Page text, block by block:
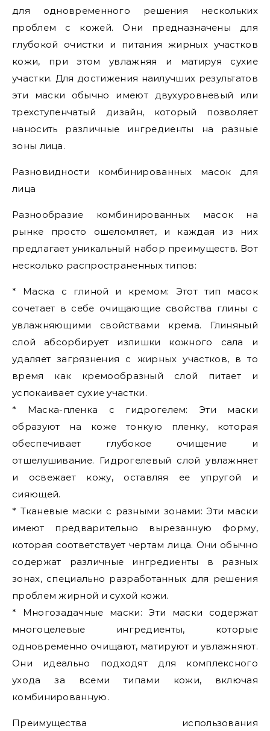
для одновременного решения нескольких
проблем с кожей. Они предназначены для
глубокой очистки и питания жирных участков
кожи, при этом увлажняя и матируя сухие
участки. Для достижения наилучших результатов
эти маски обычно имеют двухуровневый или
трехступенчатый дизайн, который позволяет
наносить различные ингредиенты на разные
зоны лица.
Разновидности комбинированных масок для
лица
Разнообразие комбинированных масок на
рынке просто ошеломляет, и каждая из них
предлагает уникальный набор преимуществ. Вот
несколько распространенных типов:
* Маска с глиной и кремом: Этот тип масок
сочетает в себе очищающие свойства глины с
увлажняющими свойствами крема. Глиняный
слой абсорбирует излишки кожного сала и
удаляет загрязнения с жирных участков, в то
время как кремообразный слой питает и
успокаивает сухие участки.
* Маска-пленка с гидрогелем: Эти маски
образуют на коже тонкую пленку, которая
обеспечивает глубокое очищение и
отшелушивание. Гидрогелевый слой увлажняет
и освежает кожу, оставляя ее упругой и
сияющей.
* Тканевые маски с разными зонами: Эти маски
имеют предварительно вырезанную форму,
которая соответствует чертам лица. Они обычно
содержат различные ингредиенты в разных
зонах, специально разработанных для решения
проблем жирной и сухой кожи.
* Многозадачные маски: Эти маски содержат
многоцелевые ингредиенты, которые
одновременно очищают, матируют и увлажняют.
Они идеально подходят для комплексного
ухода за всеми типами кожи, включая
комбинированную.
Преимущества использования